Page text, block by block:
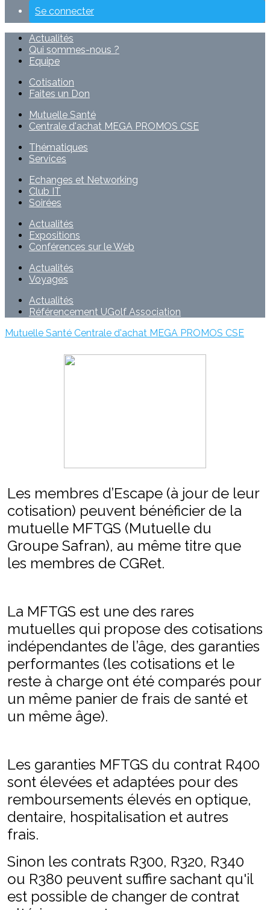
Se connecter
Actualités
Qui sommes-nous ?
Equipe
Cotisation
Faites un Don
Mutuelle Santé
Centrale d'achat MEGA PROMOS CSE
Thématiques
Services
Echanges et Networking
Club IT
Soirées
Actualités
Expositions
Conférences sur le Web
Actualités
Voyages
Actualités
Référencement UGolf Association
Mutuelle Santé Centrale d'achat MEGA PROMOS CSE
Les membres d’Escape (à jour de leur
cotisation) peuvent bénéficier de la
mutuelle MFTGS (Mutuelle du
Groupe Safran), au même titre que
les membres de CGRet.
La MFTGS est une des rares
mutuelles qui propose des cotisations
indépendantes de l’âge, des garanties
performantes (les cotisations et le
reste à charge ont été comparés pour
un même panier de frais de santé et
un même âge).
Les garanties MFTGS du contrat R400
sont élevées et adaptées pour des
remboursements élevés en optique,
dentaire, hospitalisation et autres
frais.
Sinon les contrats R300, R320, R340
ou R380 peuvent suffire sachant qu'il
est possible de changer de contrat